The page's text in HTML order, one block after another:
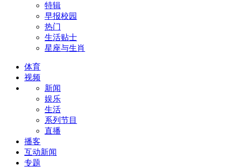
特辑
早报校园
热门
生活贴士
星座与生肖
体育
视频
新闻
娱乐
生活
系列节目
直播
播客
互动新闻
专题